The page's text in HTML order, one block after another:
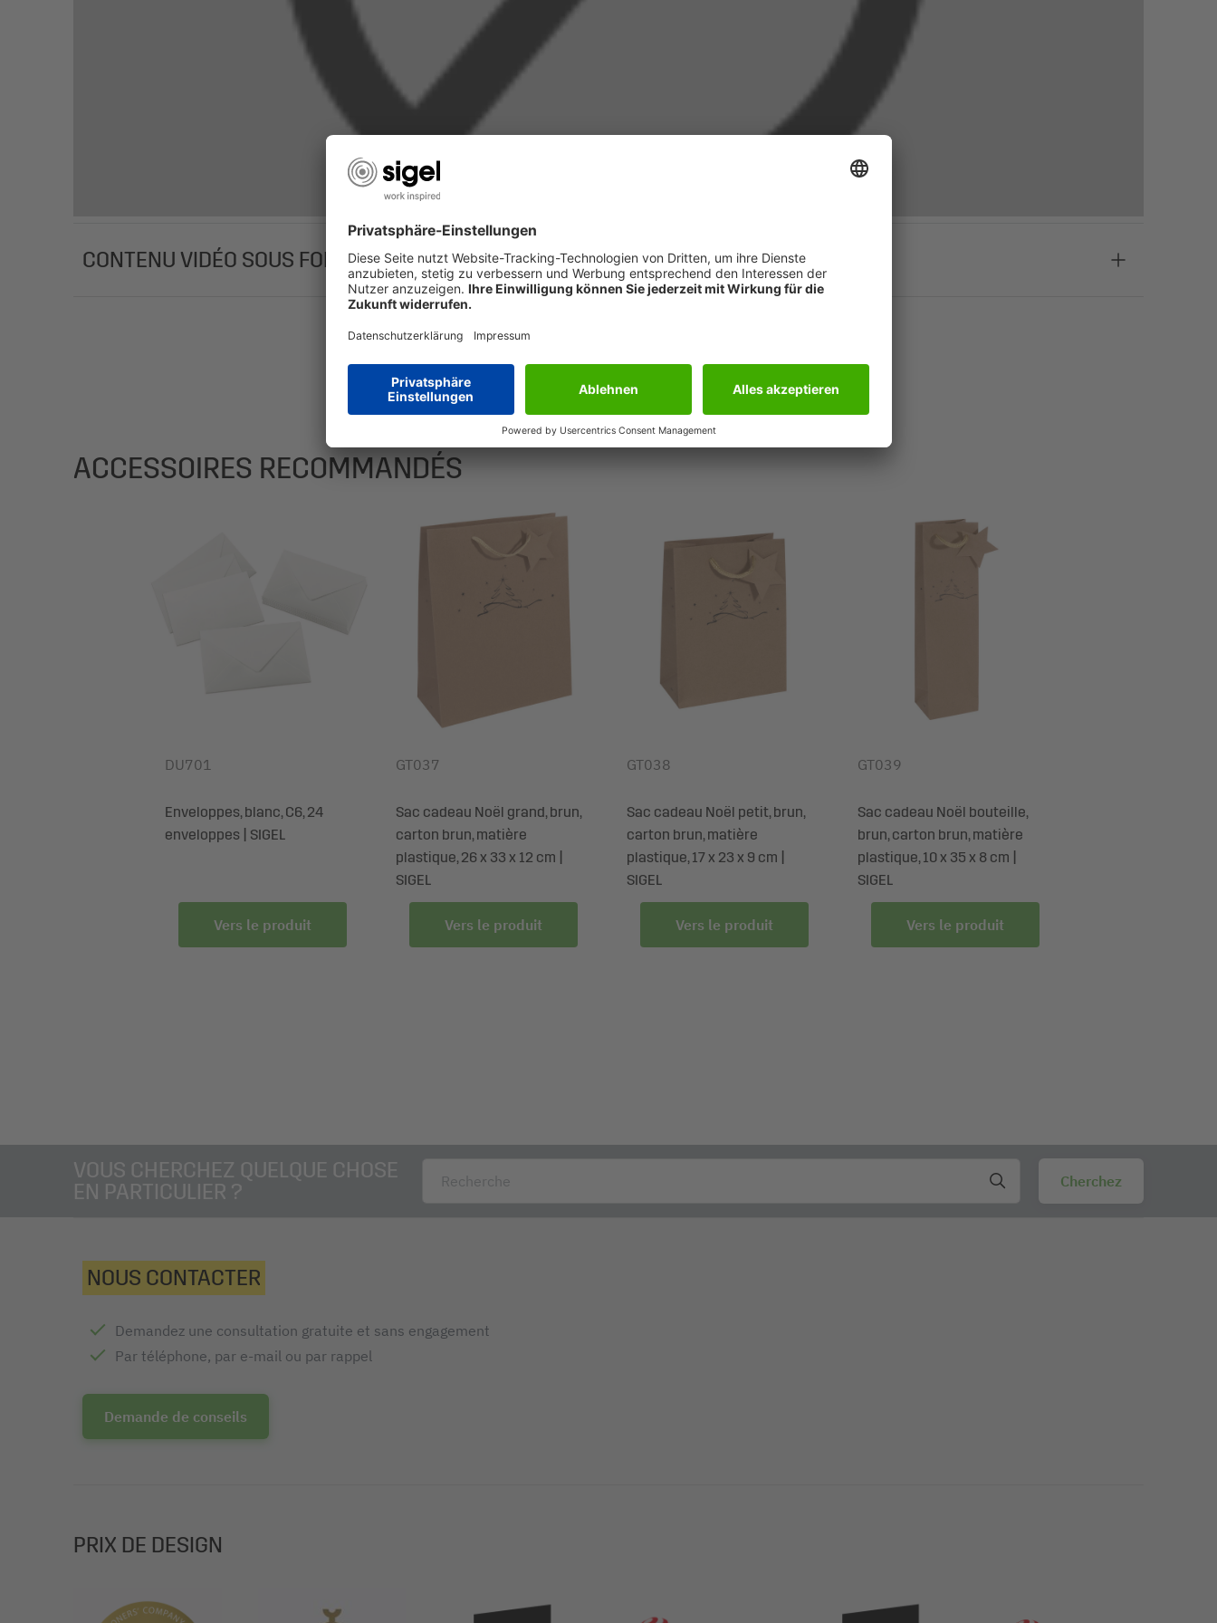
CONTENU VIDÉO SOUS FORME DE TEXTE
ACCESSOIRES RECOMMANDÉS
DU701
Enveloppes, blanc, C6, 24
enveloppes | SIGEL
Vers le produit
GT037
Sac cadeau Noël grand, brun,
carton brun, matière
plastique, 26 x 33 x 12 cm |
SIGEL
Vers le produit
GT038
Sac cadeau Noël petit, brun,
carton brun, matière
plastique, 17 x 23 x 9 cm |
SIGEL
Vers le produit
GT039
Sac cadeau Noël bouteille,
brun, carton brun, matière
plastique, 10 x 35 x 8 cm |
SIGEL
Vers le produit
VOUS CHERCHEZ QUELQUE CHOSE
EN PARTICULIER ?
NOUS CONTACTER
Demandez une consultation gratuite et sans engagement
Par téléphone, par e-mail ou par rappel
Demande de conseils
PRIX DE DESIGN